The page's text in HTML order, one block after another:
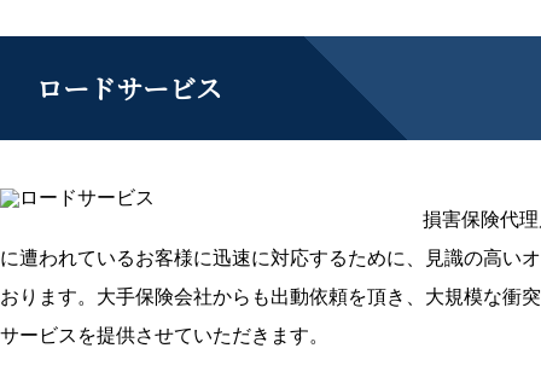
ロードサービス
損害保険代
に遭われているお客様に迅速に対応するために、見識の高い
おります。大手保険会社からも出動依頼を頂き、大規模な衝
サービスを提供させていただきます。